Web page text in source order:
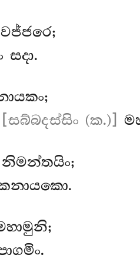
[සබ්බදස්සිං (ක.)]
නිමන්තයිං;